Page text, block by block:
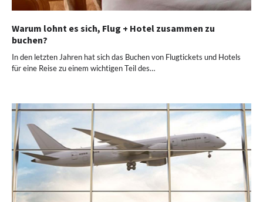
Warum lohnt es sich, Flug + Hotel zusammen zu
buchen?
In den letzten Jahren hat sich das Buchen von Flugtickets und Hotels
für eine Reise zu einem wichtigen Teil des…